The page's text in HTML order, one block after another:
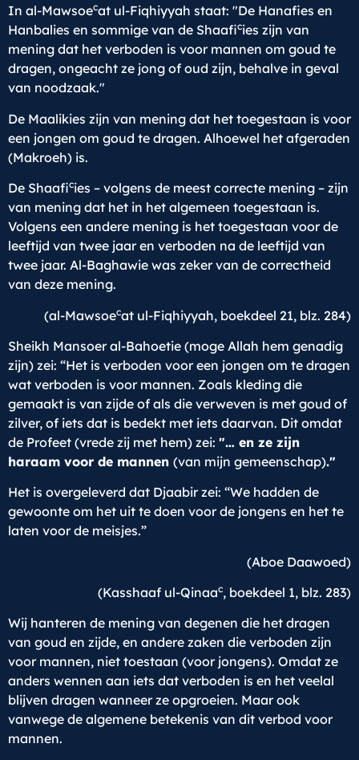
In al-Mawsoecat ul-Fiqhiyyah staat: "De Hanafies en
Hanbalies en sommige van de Shaaficies zijn van
mening dat het verboden is voor mannen om goud te
dragen, ongeacht ze jong of oud zijn, behalve in geval
van noodzaak."
De Maalikies zijn van mening dat het toegestaan is voor
een jongen om goud te dragen. Alhoewel het afgeraden
(Makroeh) is.
De Shaaficies – volgens de meest correcte mening – zijn
van mening dat het in het algemeen toegestaan is.
Volgens een andere mening is het toegestaan voor de
leeftijd van twee jaar en verboden na de leeftijd van
twee jaar. Al-Baghawie was zeker van de correctheid
van deze mening.
(al-Mawsoecat ul-Fiqhiyyah, boekdeel 21, blz. 284)
Sheikh Mansoer al-Bahoetie (moge Allah hem genadig
zijn) zei: “Het is verboden voor een jongen om te dragen
wat verboden is voor mannen. Zoals kleding die
gemaakt is van zijde of als die verweven is met goud of
zilver, of iets dat is bedekt met iets daarvan. Dit omdat
de Profeet (vrede zij met hem) zei: "… en ze zijn
haraam voor de mannen (van mijn gemeenschap)."
Het is overgeleverd dat Djaabir zei: “We hadden de
gewoonte om het uit te doen voor de jongens en het te
laten voor de meisjes.”
(Aboe Daawoed)
(Kasshaaf ul-Qinaac, boekdeel 1, blz. 283)
Wij hanteren de mening van degenen die het dragen
van goud en zijde, en andere zaken die verboden zijn
voor mannen, niet toestaan (voor jongens). Omdat ze
anders wennen aan iets dat verboden is en het veelal
blijven dragen wanneer ze opgroeien. Maar ook
vanwege de algemene betekenis van dit verbod voor
mannen.